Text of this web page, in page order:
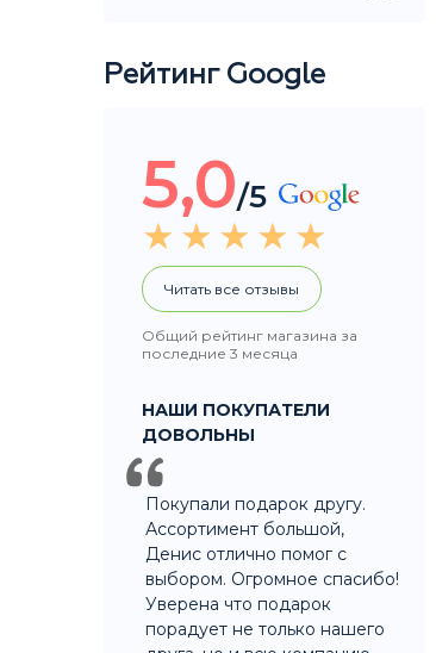
Рейтинг Google
5,0/5
Читать все отзывы
Общий рейтинг магазина за
последние 3 месяца
НАШИ ПОКУПАТЕЛИ
ДОВОЛЬНЫ
Покупали подарок другу.
Ассортимент большой,
Денис отлично помог с
выбором. Огромное спасибо!
Уверена что подарок
порадует не только нашего